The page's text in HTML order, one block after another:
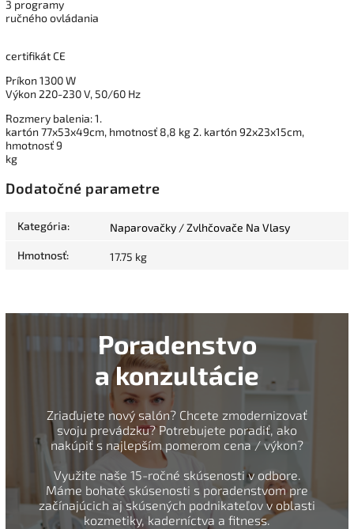
3 programy
ručného ovládania
certifikát CE
Príkon 1300 W
Výkon 220-230 V, 50/60 Hz
Rozmery balenia: 1.
kartón 77x53x49cm, hmotnosť 8,8 kg 2. kartón 92x23x15cm,
hmotnosť 9
kg
Dodatočné parametre
Kategória: Naparovačky / Zvlhčovače Na Vlasy
Hmotnosť: 17.75 kg
Poradenstvo
a konzultácie
Zriaďujete nový salón? Chcete zmodernizovať
svoju prevádzku? Potrebujete poradiť, ako
nakúpiť s najlepším pomerom cena / výkon?
Využite naše 15-ročné skúsenosti v odbore.
Máme bohaté skúsenosti s poradenstvom pre
začínajúcich aj skúsených podnikateľov v oblasti
kozmetiky, kaderníctva a fitness.